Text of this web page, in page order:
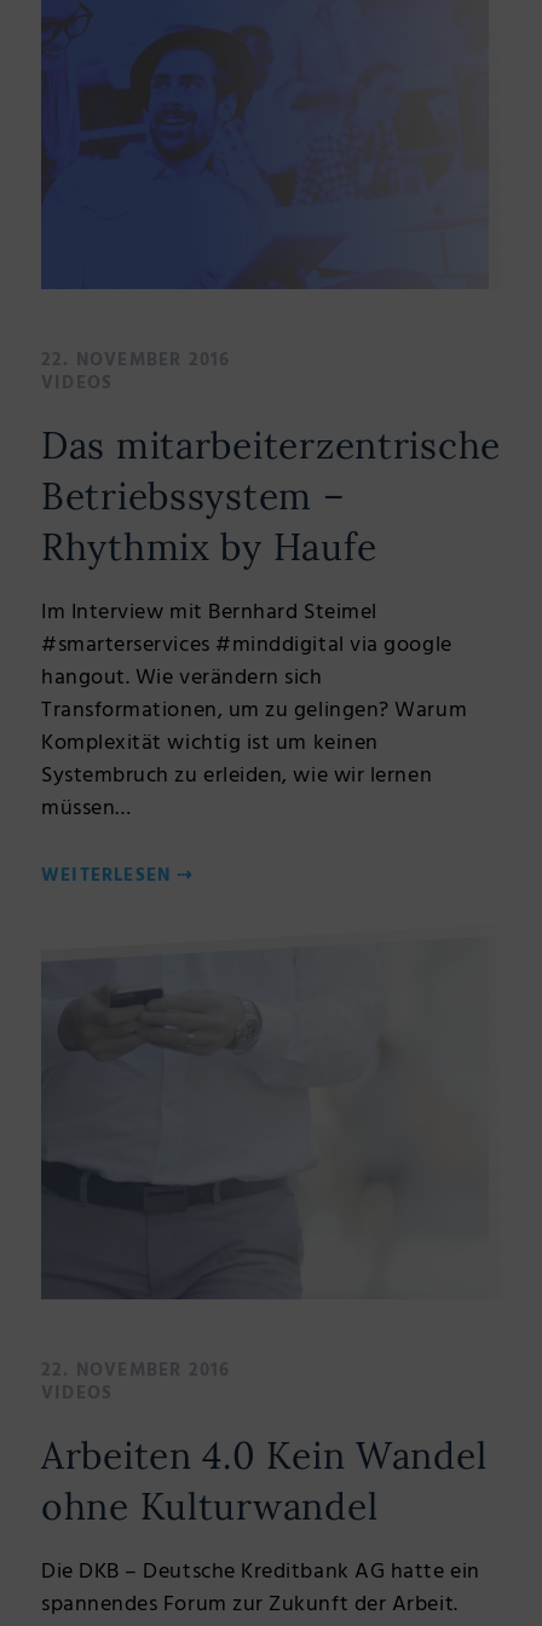
22. NOVEMBER 2016
VIDEOS
Das mitarbeiterzentrische
Betriebssystem –
Rhythmix by Haufe
Im Interview mit Bernhard Steimel
#smarterservices #minddigital via google
hangout. Wie verändern sich
Transformationen, um zu gelingen? Warum
Komplexität wichtig ist um keinen
Systembruch zu erleiden, wie wir lernen
müssen…
WEITERLESEN ⇢
22. NOVEMBER 2016
VIDEOS
Arbeiten 4.0 Kein Wandel
ohne Kulturwandel
Die DKB – Deutsche Kreditbank AG hatte ein
spannendes Forum zur Zukunft der Arbeit.